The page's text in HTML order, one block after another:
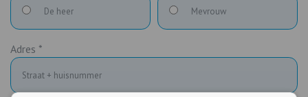
De heer Mevrouw
Adres *